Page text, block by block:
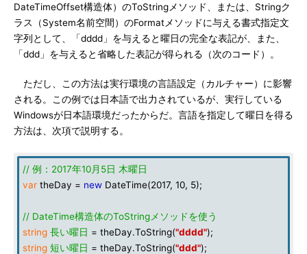
DateTimeOffset構造体）のToStringメソッド、または、Stringク
ラス（System名前空間）のFormatメソッドに与える書式指定文
字列として、「dddd」を与えると曜日の完全な表記が、また、
「ddd」を与えると省略した表記が得られる（次のコード）。
ただし、この方法は実行環境の言語設定（カルチャー）に影響
される。この例では日本語で出力されているが、実行している
Windowsが日本語環境だったからだ。言語を指定して曜日を得る
方法は、次項で説明する。
// 例：2017年10月5日 木曜日
var theDay = new DateTime(2017, 10, 5);
// DateTime構造体のToStringメソッドを使う
string 長い曜日 = theDay.ToString("dddd");
string 短い曜日 = theDay.ToString("ddd");